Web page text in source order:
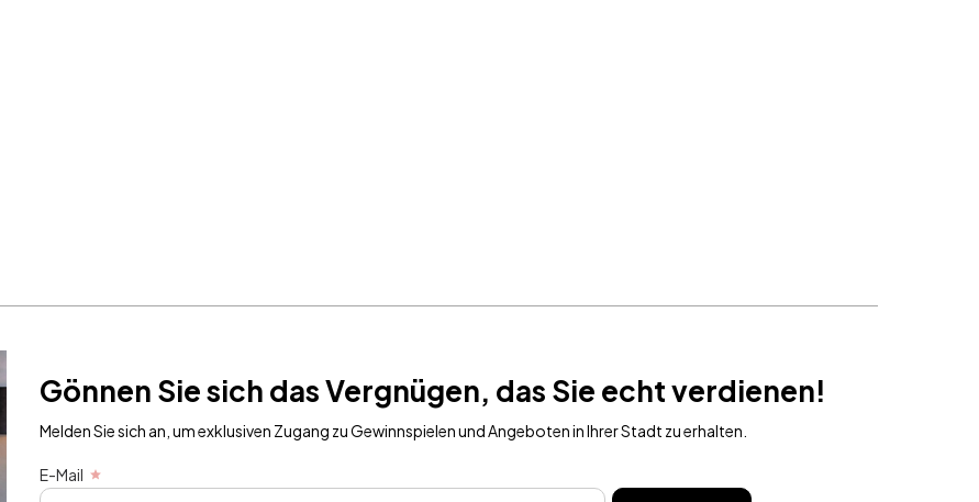
Gönnen Sie sich das Vergnügen, das Sie echt verdienen!
Melden Sie sich an, um exklusiven Zugang zu Gewinnspielen und Angeboten in Ihrer Stadt zu erhalten.
E-Mail